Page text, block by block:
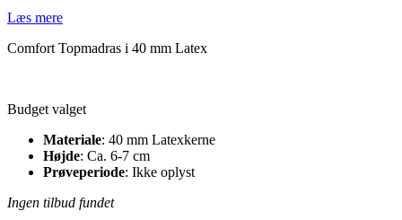
Læs mere
Comfort Topmadras i 40 mm Latex
Budget valget
Materiale: 40 mm Latexkerne
Højde: Ca. 6-7 cm
Prøveperiode: Ikke oplyst
Ingen tilbud fundet